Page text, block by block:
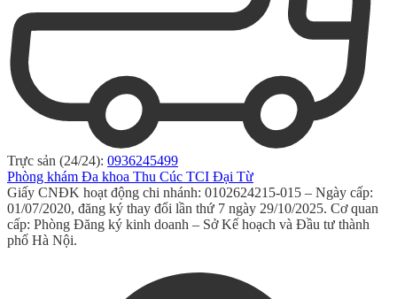
Trực sản (24/24): 0936245499
Phòng khám Đa khoa Thu Cúc TCI Đại Từ
Giấy CNĐK hoạt động chi nhánh: 0102624215-015 – Ngày cấp:
01/07/2020, đăng ký thay đổi lần thứ 7 ngày 29/10/2025. Cơ quan
cấp: Phòng Đăng ký kinh doanh – Sở Kế hoạch và Đầu tư thành
phố Hà Nội.